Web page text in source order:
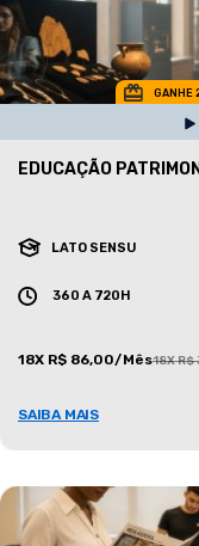
GANHE
EDUCAÇÃO
LATO SENSU
360 A 720H
18X R$ 86,00/Mês18X R$
SAIBA MAIS